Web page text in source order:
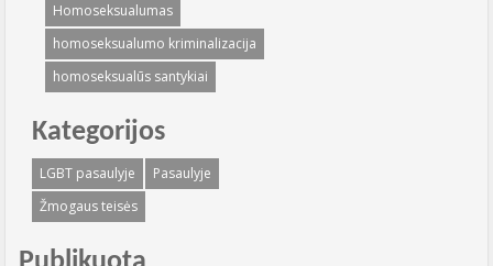
Homoseksualumas
homoseksualumo kriminalizacija
homoseksualūs santykiai
Kategorijos
LGBT pasaulyje
Pasaulyje
Žmogaus teisės